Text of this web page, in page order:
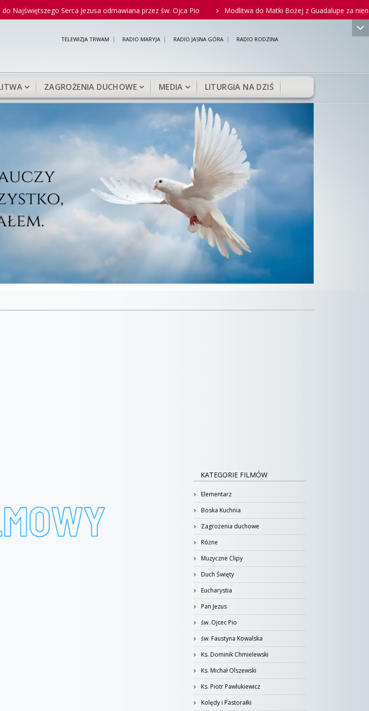
Serca Jezusa odmawiana przez św. Ojca Pio Modlitwa do Matki Bożej z Guadalupe za nienarodzonych
TELEWIZJA TRWAM RADIO MARYJA RADIO JASNA GÓRA RADIO RODZINA
ZAGROŻENIA DUCHOWE MEDIA LITURGIA NA DZIŚ
KATEGORIE FILMÓW
Elementarz
Boska Kuchnia
Zagrożenia duchowe
Różne
Muzyczne Clipy
Duch Święty
Eucharystia
Pan Jezus
św. Ojcec Pio
św. Faustyna Kowalska
Ks. Dominik Chmielewski
Ks. Michał Olszewski
Ks. Piotr Pawlukiewicz
Kolędy i Pastorałki